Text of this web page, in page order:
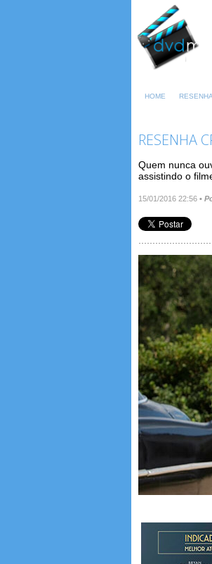
HOME
RESENHA
Quem nunca
assistindo o
15/01/2016 22:56 •